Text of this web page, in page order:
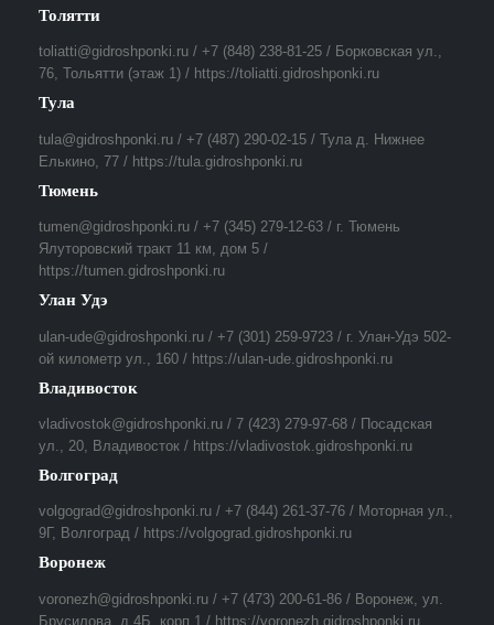
Толятти
toliatti@gidroshponki.ru / +7 (848) 238-81-25 / Борковская ул.,
76, Тольятти (этаж 1) / https://toliatti.gidroshponki.ru
Тула
tula@gidroshponki.ru / +7 (487) 290-02-15 / Тула д. Нижнее
Елькино, 77 / https://tula.gidroshponki.ru
Тюмень
tumen@gidroshponki.ru / +7 (345) 279-12-63 / г. Тюмень
Ялуторовский тракт 11 км, дом 5 /
https://tumen.gidroshponki.ru
Улан Удэ
ulan-ude@gidroshponki.ru / +7 (301) 259-9723 / г. Улан-Удэ 502-
ой километр ул., 160 / https://ulan-ude.gidroshponki.ru
Владивосток
vladivostok@gidroshponki.ru / 7 (423) 279-97-68 / Посадская
ул., 20, Владивосток / https://vladivostok.gidroshponki.ru
Волгоград
volgograd@gidroshponki.ru / +7 (844) 261-37-76 / Моторная ул.,
9Г, Волгоград / https://volgograd.gidroshponki.ru
Воронеж
voronezh@gidroshponki.ru / +7 (473) 200-61-86 / Воронеж, ул.
Брусилова, д.4Б, корп.1 / https://voronezh.gidroshponki.ru